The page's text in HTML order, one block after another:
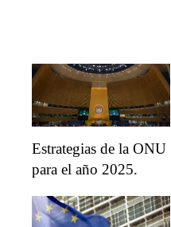
Estrategias de la ONU
para el año 2025.